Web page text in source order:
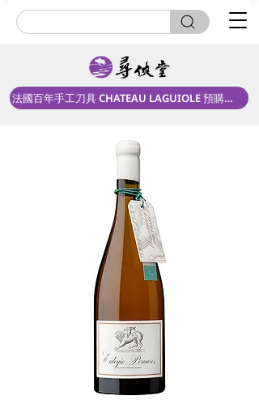
法國百年手工刀具 CHATEAU LAGUIOLE 預購中！